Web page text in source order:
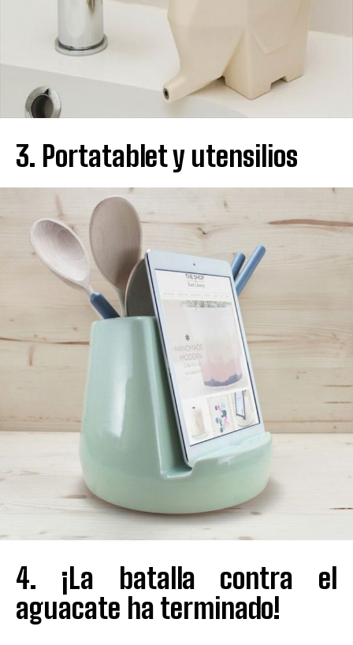
3. Portatablet y utensilios
4. ¡La batalla contra el
aguacate ha terminado!